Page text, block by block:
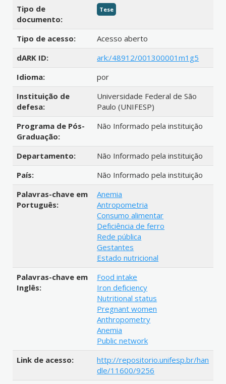
Tipo de
documento:
Tese
Tipo de acesso:
Acesso aberto
dARK ID:
ark:/48912/001300001m1g5
Idioma:
por
Instituição de
defesa:
Universidade Federal de São
Paulo (UNIFESP)
Programa de Pós-
Graduação:
Não Informado pela instituição
Departamento:
Não Informado pela instituição
País:
Não Informado pela instituição
Palavras-chave em
Português:
Anemia
Antropometria
Consumo alimentar
Deficiência de ferro
Rede pública
Gestantes
Estado nutricional
Palavras-chave em
Inglês:
Food intake
Iron deficiency
Nutritional status
Pregnant women
Anthropometry
Anemia
Public network
Link de acesso:
http://repositorio.unifesp.br/han
dle/11600/9256